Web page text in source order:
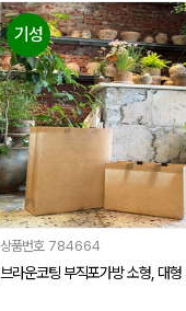
기성
상품번호 784664
브라운코팅 부직포가방 소형, 대형